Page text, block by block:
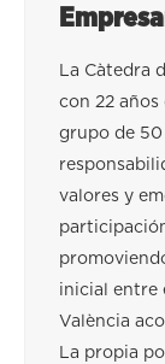
La Càtedra
con 22
grupo de
valores y
inicial entre
València
La propia